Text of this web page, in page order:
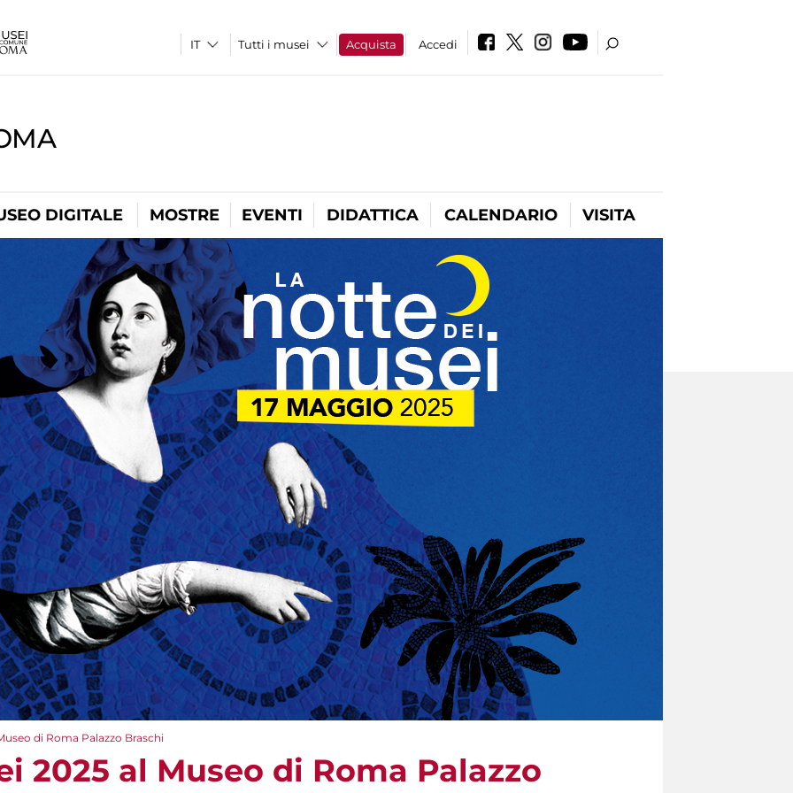
Tutti i musei Acquista Accedi
DIGITALE MOSTRE EVENTI DIDATTICA CALENDARIO VISITA
di Roma Palazzo Braschi
2025 al Museo di Roma Palazzo